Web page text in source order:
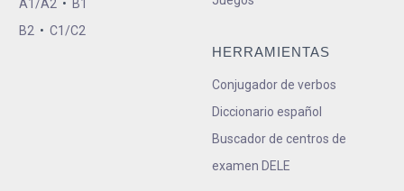
A1/A2 • B1
B2 • C1/C2
HERRAMIENTAS
Conjugador de verbos
Diccionario español
Buscador de centros de
examen DELE